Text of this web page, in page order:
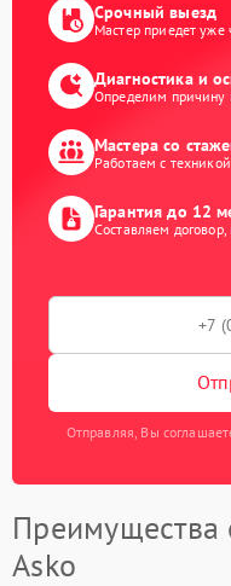
Срочный выезд
Мастер приедет уже
Диагностика и
Определим причину
Мастера со
Работаем с
Гарантия до 12
Составляем
Отправляя, Вы
Преимущества
Asko